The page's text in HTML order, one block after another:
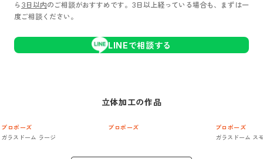
ら 3日以内のご相談がおすすめです。3日以上経っている場合も、まずは一
度ご相談ください。
LINEで相談する
立体加工の作品
プロポーズ
ガラスドーム ラージ
プロポーズ
プロポーズ
ガラスドーム ス